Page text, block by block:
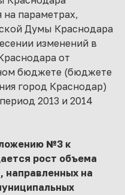
на параметрах,
Думы Краснодара
изменений в
от
бюджете (бюджете
город Краснодар)
2013 и 2014
№3 к
рост объема
направленных на